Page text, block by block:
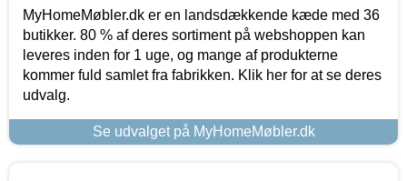
MyHomeMøbler.dk er en landsdækkende kæde med 36
butikker. 80 % af deres sortiment på webshoppen kan
leveres inden for 1 uge, og mange af produkterne
kommer fuld samlet fra fabrikken. Klik her for at se deres
udvalg.
Se udvalget på MyHomeMøbler.dk